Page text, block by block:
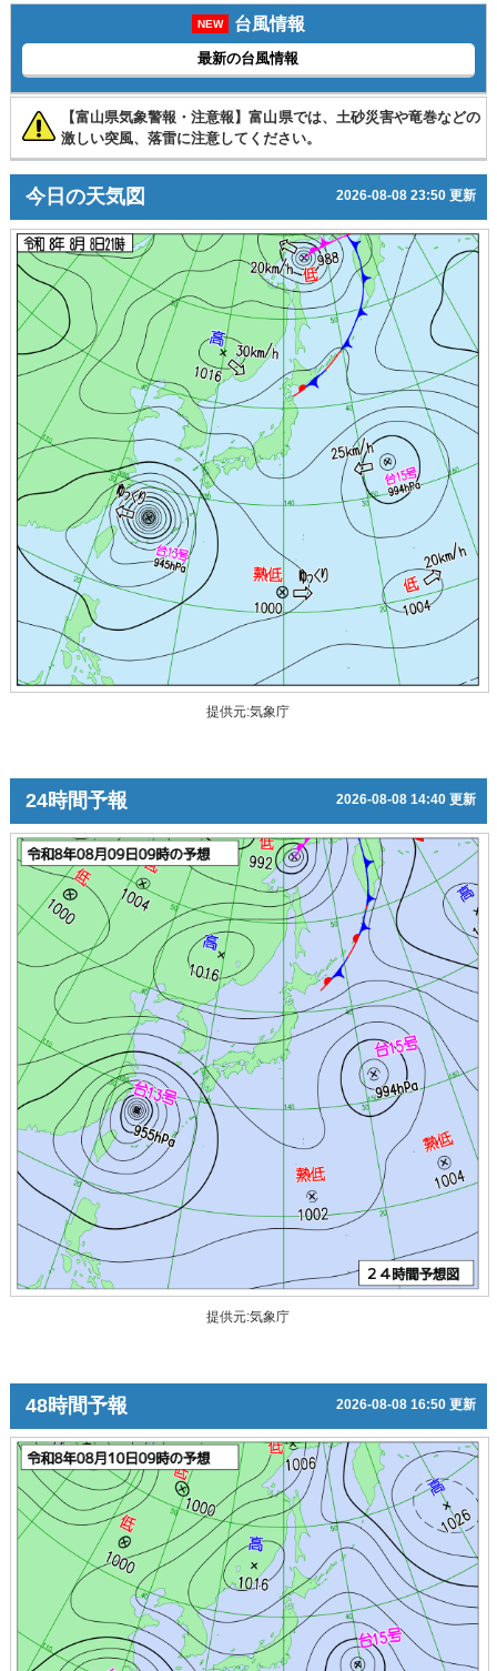
NEW 台風情報
最新の台風情報
【富山県気象警報・注意報】富山県では、土砂災害や竜巻などの
激しい突風、落雷に注意してください。
今日の天気図 2026-08-08 23:50 更新
提供元:気象庁
24時間予報 2026-08-08 14:40 更新
提供元:気象庁
48時間予報 2026-08-08 16:50 更新